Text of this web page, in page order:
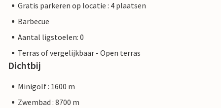
Gratis parkeren op locatie : 4 plaatsen
Barbecue
Aantal ligstoelen: 0
Terras of vergelijkbaar - Open terras
Dichtbij
Minigolf : 1600 m
Zwembad : 8700 m